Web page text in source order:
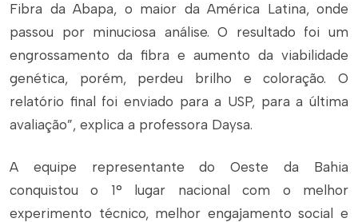
Fibra da Abapa, o maior da América Latina, onde
passou por minuciosa análise. O resultado foi um
engrossamento da fibra e aumento da viabilidade
genética, porém, perdeu brilho e coloração. O
relatório final foi enviado para a USP, para a última
avaliação”, explica a professora Daysa.
A equipe representante do Oeste da Bahia
conquistou o 1° lugar nacional com o melhor
experimento técnico, melhor engajamento social e